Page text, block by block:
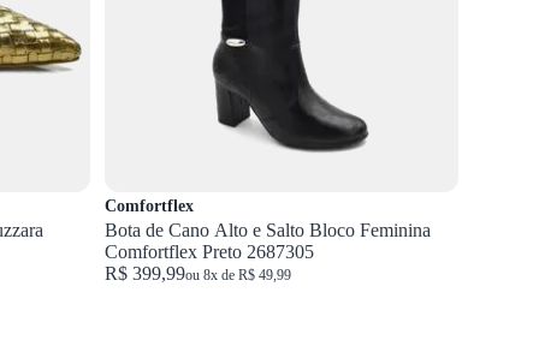
Comfortflex
Bota de Cano Alto e Salto Bloco Feminina
Comfortflex Preto 2687305
R$ 399,99ou 8x de R$ 49,99